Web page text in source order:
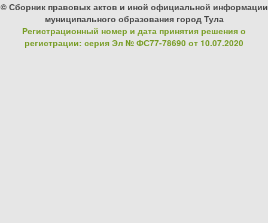
© Сборник правовых актов и иной официальной информации
муниципального образования город Тула
Регистрационный номер и дата принятия решения о
регистрации: серия Эл № ФС77-78690 от 10.07.2020